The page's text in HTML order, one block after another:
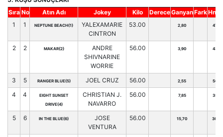
Sıra No Atın Adı Jokey Kilo DereceGanyanFarkHnd.
1
1 NEPTUNE BEACH(1)
YALEXAMARIE
CINTRON
53.00 2,80 47
2 2 MAKAR(2)
ANDRE
SHIVNARINE
WORRIE
56.00 3,90 43
3 5 RANGER BLUE(5) JOEL CRUZ 56.00 2,55 56
4 4
EIGHT SUNSET
DRIVE(4)
CHRISTIAN J.
NAVARRO
56.00 7,85 35
5 6 IN THE BLUE(6)
JOSE
VENTURA
56.00 15,70 30